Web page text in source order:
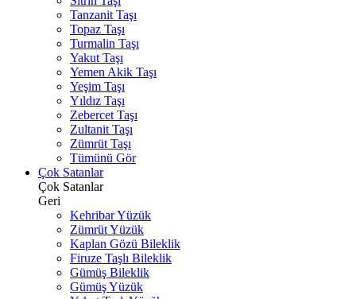
Tanzanit Taşı
Topaz Taşı
Turmalin Taşı
Yakut Taşı
Yemen Akik Taşı
Yeşim Taşı
Yıldız Taşı
Zebercet Taşı
Zultanit Taşı
Zümrüt Taşı
Tümünü Gör
Çok Satanlar
Çok Satanlar
Geri
Kehribar Yüzük
Zümrüt Yüzük
Kaplan Gözü Bileklik
Firuze Taşlı Bileklik
Gümüş Bileklik
Gümüş Yüzük